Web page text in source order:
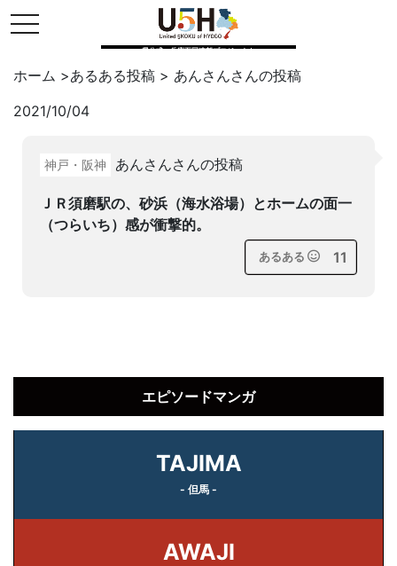
toggle navigation
県公式・兵庫五国連邦プロジェクト
ホーム >あるある投稿 > あんさんさんの投稿
2021/10/04
神戸・阪神 あんさんさんの投稿
ＪＲ須磨駅の、砂浜（海水浴場）とホームの面一
（つらいち）感が衝撃的。
あるある 11
エピソードマンガ
TAJIMA
- 但馬 -
AWAJI